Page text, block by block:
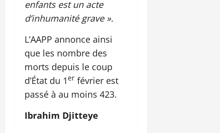
enfants est un acte
d’inhumanité grave ».
L’AAPP annonce ainsi
que les nombre des
morts depuis le coup
d’État du 1er février est
passé à au moins 423.
Ibrahim Djitteye